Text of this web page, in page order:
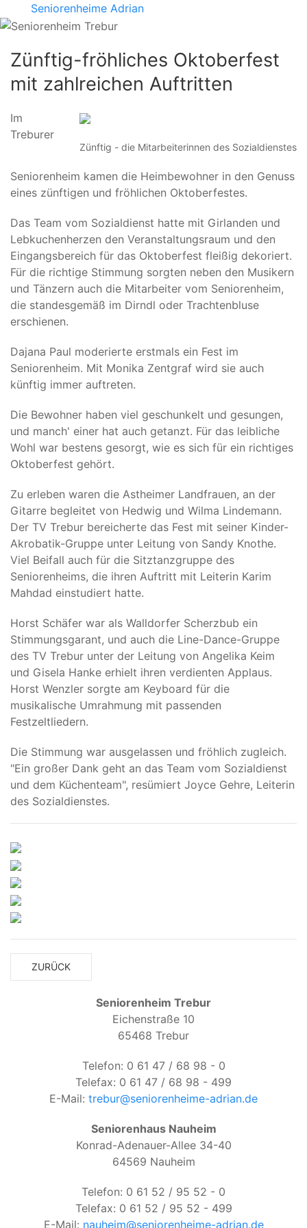
Seniorenheime Adrian
Zünftig-fröhliches Oktoberfest
mit zahlreichen Auftritten
Zünftig - die Mitarbeiterinnen des Sozialdienstes
Im
Treburer
Seniorenheim kamen die Heimbewohner in den Genuss
eines zünftigen und fröhlichen Oktoberfestes.
Das Team vom Sozialdienst hatte mit Girlanden und
Lebkuchenherzen den Veranstaltungsraum und den
Eingangsbereich für das Oktoberfest fleißig dekoriert.
Für die richtige Stimmung sorgten neben den Musikern
und Tänzern auch die Mitarbeiter vom Seniorenheim,
die standesgemäß im Dirndl oder Trachtenbluse
erschienen.
Dajana Paul moderierte erstmals ein Fest im
Seniorenheim. Mit Monika Zentgraf wird sie auch
künftig immer auftreten.
Die Bewohner haben viel geschunkelt und gesungen,
und manch' einer hat auch getanzt. Für das leibliche
Wohl war bestens gesorgt, wie es sich für ein richtiges
Oktoberfest gehört.
Zu erleben waren die Astheimer Landfrauen, an der
Gitarre begleitet von Hedwig und Wilma Lindemann.
Der TV Trebur bereicherte das Fest mit seiner Kinder-
Akrobatik-Gruppe unter Leitung von Sandy Knothe.
Viel Beifall auch für die Sitztanzgruppe des
Seniorenheims, die ihren Auftritt mit Leiterin Karim
Mahdad einstudiert hatte.
Horst Schäfer war als Walldorfer Scherzbub ein
Stimmungsgarant, und auch die Line-Dance-Gruppe
des TV Trebur unter der Leitung von Angelika Keim
und Gisela Hanke erhielt ihren verdienten Applaus.
Horst Wenzler sorgte am Keyboard für die
musikalische Umrahmung mit passenden
Festzeltliedern.
Die Stimmung war ausgelassen und fröhlich zugleich.
"Ein großer Dank geht an das Team vom Sozialdienst
und dem Küchenteam", resümiert Joyce Gehre, Leiterin
des Sozialdienstes.
ZURÜCK
Seniorenheim Trebur
Eichenstraße 10
65468 Trebur
Telefon: 0 61 47 / 68 98 - 0
Telefax: 0 61 47 / 68 98 - 499
E-Mail: trebur@seniorenheime-adrian.de
Seniorenhaus Nauheim
Konrad-Adenauer-Allee 34-40
64569 Nauheim
Telefon: 0 61 52 / 95 52 - 0
Telefax: 0 61 52 / 95 52 - 499
E-Mail: nauheim@seniorenheime-adrian.de